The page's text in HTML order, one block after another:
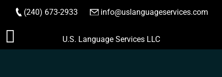
Saltar
(240) 673-2933 info@uslanguageservices.com
HACER PEDIDO
U.S. Language Services LLC